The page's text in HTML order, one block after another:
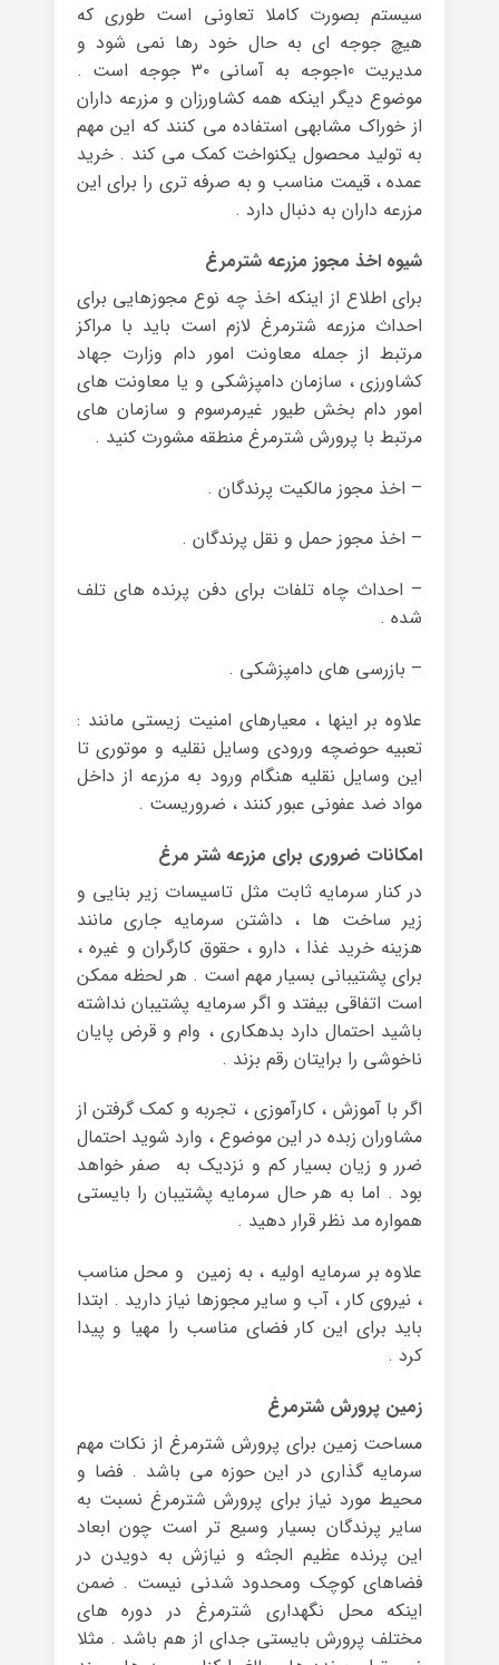
سیستم بصورت کاملا تعاونی است طوری که
هیچ جوجه ای به حال خود رها نمی شود و
مدیریت 10جوجه به آسانی ۳۰ جوجه است .
موضوع دیگر اینکه همه کشاورزان و مزرعه داران
از خوراک مشابهی استفاده می کنند که این مهم
به تولید محصول یکنواخت کمک می کند . خرید
عمده ، قیمت مناسب و به صرفه تری را برای این
مزرعه داران به دنبال دارد .
شیوه اخذ مجوز مزرعه شترمرغ
برای اطلاع از اینکه اخذ چه نوع مجوزهایی برای
احداث مزرعه شترمرغ لازم است باید با مراکز
مرتبط از جمله معاونت امور دام وزارت جهاد
کشاورزی ، سازمان دامپزشکی و یا معاونت های
امور دام بخش طیور غیرمرسوم و سازمان های
مرتبط با پرورش شترمرغ منطقه مشورت کنید .
– اخذ مجوز مالکیت پرندگان .
– اخذ مجوز حمل و نقل پرندگان .
– احداث چاه تلفات برای دفن پرنده های تلف
شده .
– بازرسی های دامپزشکی .
علاوه بر اینها ، معیارهای امنیت زیستی مانند :
تعبیه حوضچه ورودی وسایل نقلیه و موتوری تا
این وسایل نقلیه هنگام ورود به مزرعه از داخل
مواد ضد عفونی عبور کنند ، ضروریست .
امکانات ضروری برای مزرعه شتر مرغ
در کنار سرمایه ثابت مثل تاسیسات زیر بنایی و
زیر ساخت ها ، داشتن سرمایه جاری مانند
هزینه خرید غذا ، دارو ، حقوق کارگران و غیره ،
برای پشتیبانی بسیار مهم است . هر لحظه ممکن
است اتفاقی بیفتد و اگر سرمایه پشتیبان نداشته
باشید احتمال دارد بدهکاری ، وام و قرض پایان
ناخوشی را برایتان رقم بزند .
اگر با آموزش ، کارآموزی ، تجربه و کمک گرفتن از
مشاوران زبده در این موضوع ، وارد شوید احتمال
ضرر و زیان بسیار کم و نزدیک به صفر خواهد
بود . اما به هر حال سرمایه پشتیبان را بایستی
همواره مد نظر قرار دهید .
علاوه بر سرمایه اولیه ، به زمین و محل مناسب
، نیروی ‏کار ، آب و سایر مجوزها نیاز دارید . ابتدا
باید برای این کار فضای مناسب را مهیا و پیدا
کرد .
زمین پرورش شترمرغ
مساحت زمین برای پرورش شترمرغ از نکات مهم
سرمایه گذاری در این حوزه می باشد . فضا و
محیط مورد نیاز برای پرورش شترمرغ نسبت به
سایر پرندگان بسیار وسیع تر است چون ابعاد
این پرنده عظیم الجثه و نیازش به دویدن در
فضاهای کوچک ومحدود شدنی نیست . ضمن
اینکه محل نگهداری شترمرغ در دوره های
مختلف پرورش بایستی جدای از هم باشد . مثلا